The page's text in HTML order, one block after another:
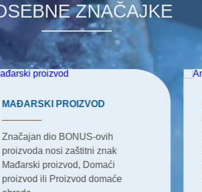
ZNAČAJKE
MAĐARSKI PROIZVOD
Značajan dio BONUS-ovih
proizvoda nosi zaštitni znak
Mađarski proizvod, Domaći
proizvod ili Proizvod domaće